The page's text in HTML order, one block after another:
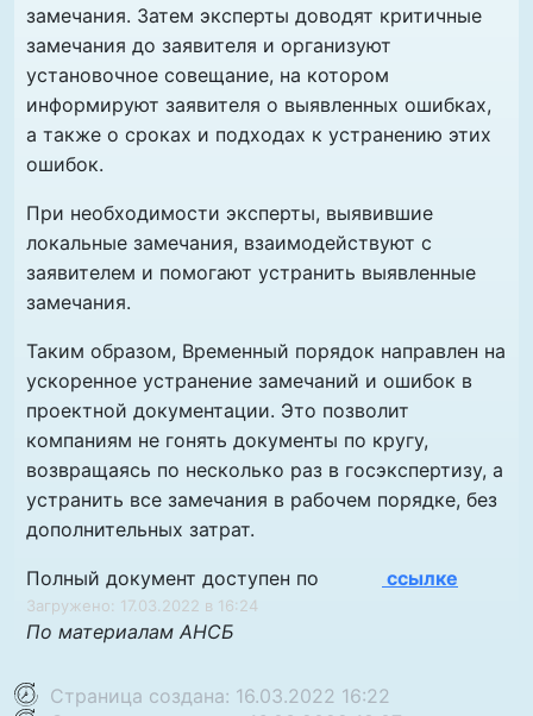
замечания. Затем эксперты доводят критичные
замечания до заявителя и организуют
установочное совещание, на котором
информируют заявителя о выявленных ошибках,
а также о сроках и подходах к устранению этих
ошибок.
При необходимости эксперты, выявившие
локальные замечания, взаимодействуют с
заявителем и помогают устранить выявленные
замечания.
Таким образом, Временный порядок направлен на
ускоренное устранение замечаний и ошибок в
проектной документации. Это позволит
компаниям не гонять документы по кругу,
возвращаясь по несколько раз в госэкспертизу, а
устранить все замечания в рабочем порядке, без
дополнительных затрат.
Полный документ доступен по ссылке
Загружено: 17.03.2022 в 16:24
По материалам АНСБ
Страница создана: 16.03.2022 16:22